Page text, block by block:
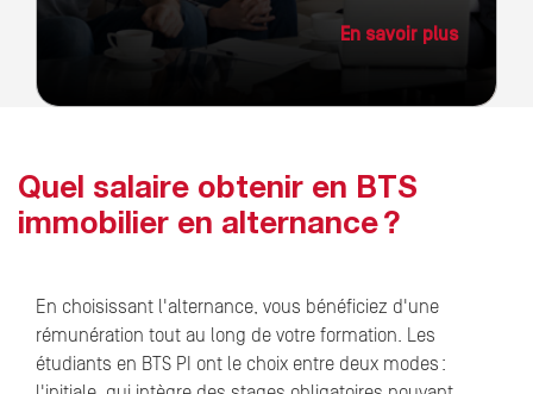
En savoir plus
Quel salaire obtenir en BTS
immobilier en alternance ?
En choisissant l'alternance, vous bénéficiez d'une
rémunération tout au long de votre formation. Les
étudiants en BTS PI ont le choix entre deux modes :